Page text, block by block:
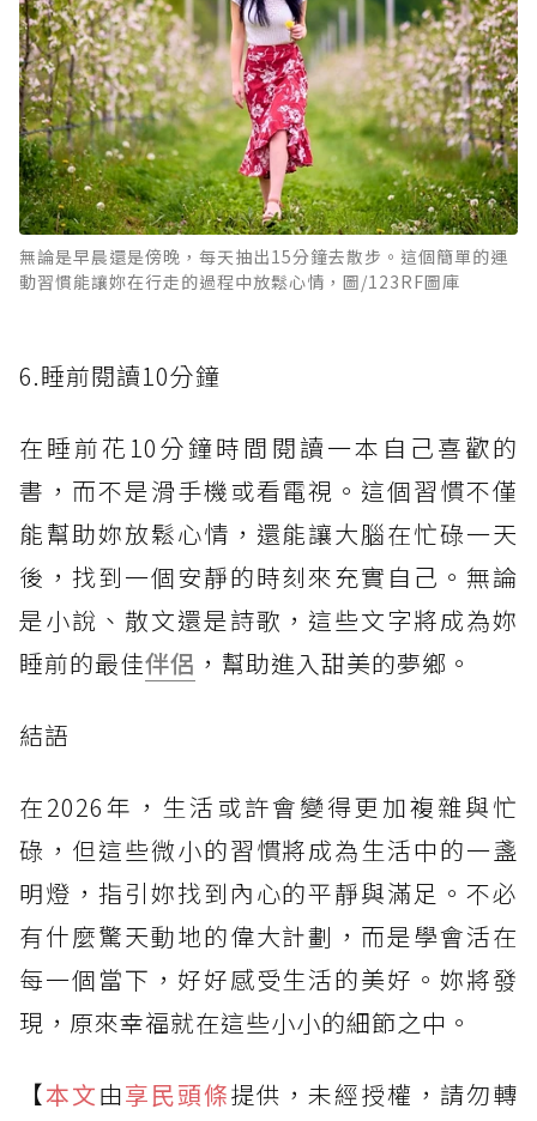
無論是早晨還是傍晚，每天抽出15分鐘去散步。這個簡單的運
動習慣能讓妳在行走的過程中放鬆心情，圖/123RF圖庫
6.睡前閱讀10分鐘
在睡前花10分鐘時間閱讀一本自己喜歡的
書，而不是滑手機或看電視。這個習慣不僅
能幫助妳放鬆心情，還能讓大腦在忙碌一天
後，找到一個安靜的時刻來充實自己。無論
是小說、散文還是詩歌，這些文字將成為妳
睡前的最佳伴侶 ，幫助進入甜美的夢鄉。
結語
在2026年，生活或許會變得更加複雜與忙
碌，但這些微小的習慣將成為生活中的一盞
明燈，指引妳找到內心的平靜與滿足。不必
有什麼驚天動地的偉大計劃，而是學會活在
每一個當下，好好感受生活的美好。妳將發
現，原來幸福就在這些小小的細節之中。
【本文由享民頭條提供，未經授權，請勿轉